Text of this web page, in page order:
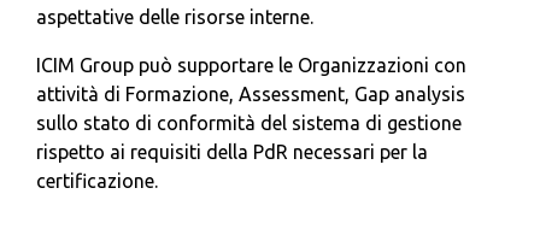
aspettative delle risorse interne.
ICIM Group può supportare le Organizzazioni con
attività di Formazione, Assessment, Gap analysis
sullo stato di conformità del sistema di gestione
rispetto ai requisiti della PdR necessari per la
certificazione.